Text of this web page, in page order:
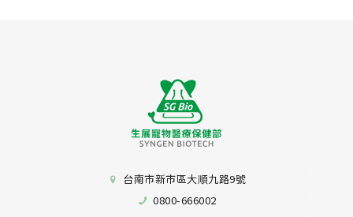
台南市新市區大順九路9號
0800-666002